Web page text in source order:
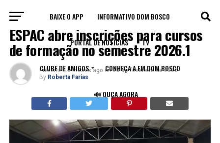
BAIXE O APP INFORMATIVO DOM BOSCO
PORTAL DE NOTÍCIAS TV
CLUBE DE AMIGOS CONHEÇA A FM DOM BOSCO
🔊 OUÇA AGORA
IGREJA
ESPAC abre inscrições para cursos
de formação no semestre 2026.1
Published 5 meses ago on 25 de fevereiro de 2026
By Roberta Farias